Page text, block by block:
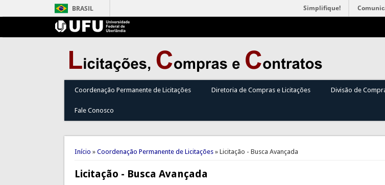
BRASIL Simplifique!
Coordenação Permanente de Licitações Diretoria de Compras e Licitações Divisão de
Fale Conosco
Você está aqui
Início » Coordenação Permanente de Licitações» Licitação - Busca Avançada
Licitação - Busca Avançada